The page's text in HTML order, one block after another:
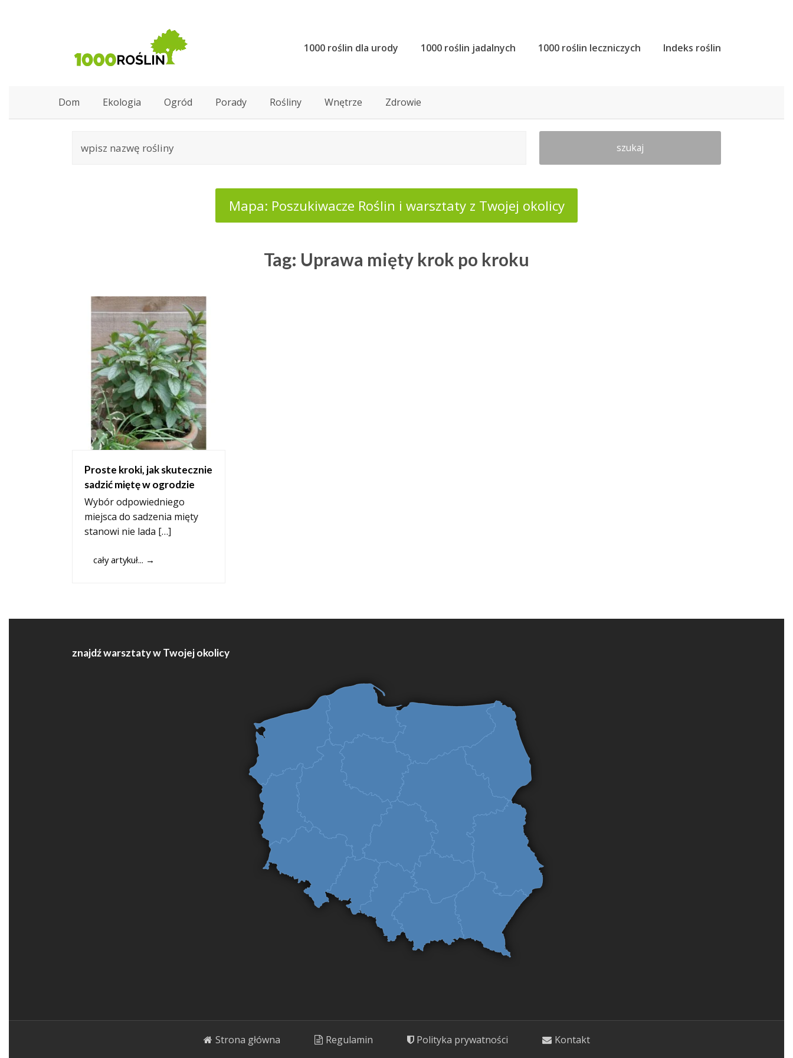
1000 roślin dla urody 1000 roślin jadalnych 1000 roślin leczniczych Indeks roślin
Dom Ekologia Ogród Porady Rośliny Wnętrze Zdrowie
szukaj
Mapa: Poszukiwacze Roślin i warsztaty z Twojej okolicy
Tag: Uprawa mięty krok po kroku
Proste kroki, jak skutecznie
sadzić miętę w ogrodzie
Wybór odpowiedniego
miejsca do sadzenia mięty
stanowi nie lada […]
cały artykuł... →
znajdź warsztaty w Twojej okolicy
Strona główna Regulamin Polityka prywatności Kontakt